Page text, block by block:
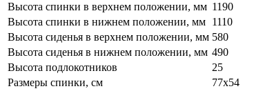
Высота спинки в верхнем положении, мм 1190
Высота спинки в нижнем положении, мм 1110
Высота сиденья в верхнем положении, мм 580
Высота сиденья в нижнем положении, мм 490
Высота подлокотников
25
Размеры спинки, см
77х54